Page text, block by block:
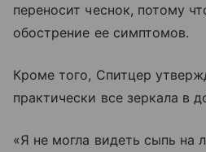
переносит чеснок, потому
обострение ее симптомов.
Кроме того, Спитцер
практически все зеркала в
«Я не могла видеть сыпь на